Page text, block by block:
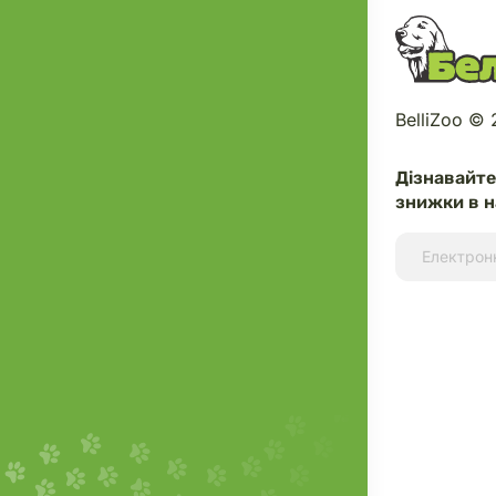
знижки в
BelliZoo ©